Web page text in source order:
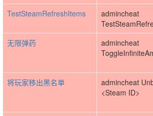
TestSteamRefreshItems
admincheat
无限弹药
admincheat
将玩家移出黑名单
admincheat
<Steam ID>